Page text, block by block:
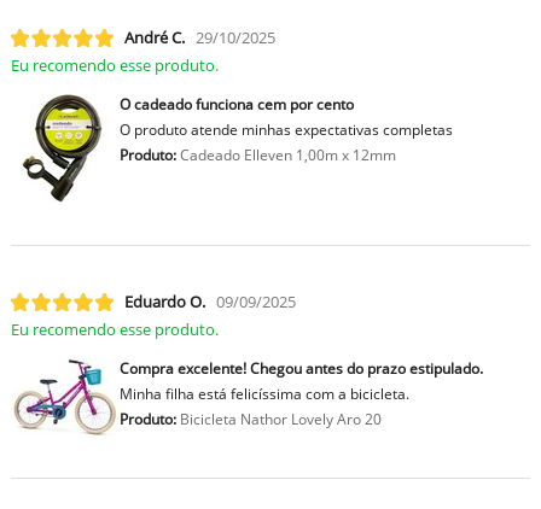
André C. 29/10/2025
Eu recomendo esse produto.
O cadeado funciona cem por cento
O produto atende minhas expectativas completas
Produto:Cadeado Elleven 1,00m x 12mm
Eduardo O. 09/09/2025
Eu recomendo esse produto.
Compra excelente! Chegou antes do prazo estipulado.
Minha filha está felicíssima com a bicicleta.
Produto:Bicicleta Nathor Lovely Aro 20